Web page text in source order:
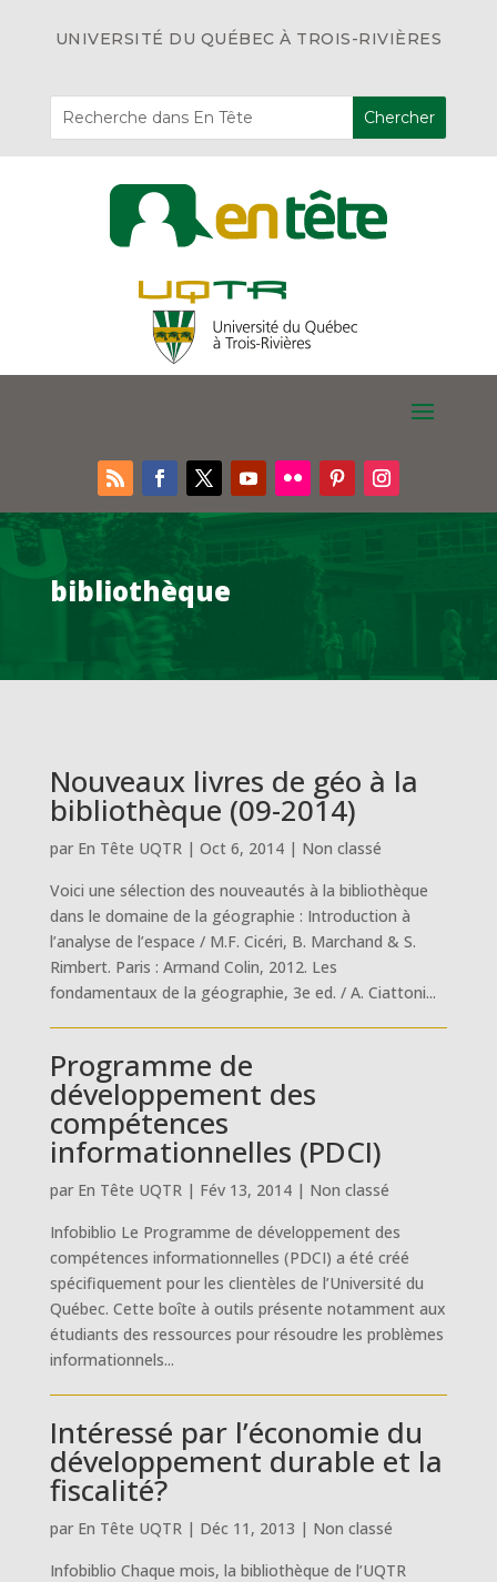
UNIVERSITÉ DU QUÉBEC À TROIS-RIVIÈRES
bibliothèque
Nouveaux livres de géo à la
bibliothèque (09-2014)
par En Tête UQTR| Oct 6, 2014| Non classé
Voici une sélection des nouveautés à la bibliothèque
dans le domaine de la géographie : Introduction à
l’analyse de l’espace / M.F. Cicéri, B. Marchand & S.
Rimbert. Paris : Armand Colin, 2012. Les
fondamentaux de la géographie, 3e ed. / A. Ciattoni...
Programme de
développement des
compétences
informationnelles (PDCI)
par En Tête UQTR| Fév 13, 2014| Non classé
Infobiblio Le Programme de développement des
compétences informationnelles (PDCI) a été créé
spécifiquement pour les clientèles de l’Université du
Québec. Cette boîte à outils présente notamment aux
étudiants des ressources pour résoudre les problèmes
informationnels...
Intéressé par l’économie du
développement durable et la
fiscalité?
par En Tête UQTR| Déc 11, 2013 | Non classé
Infobiblio Chaque mois, la bibliothèque de l’UQTR